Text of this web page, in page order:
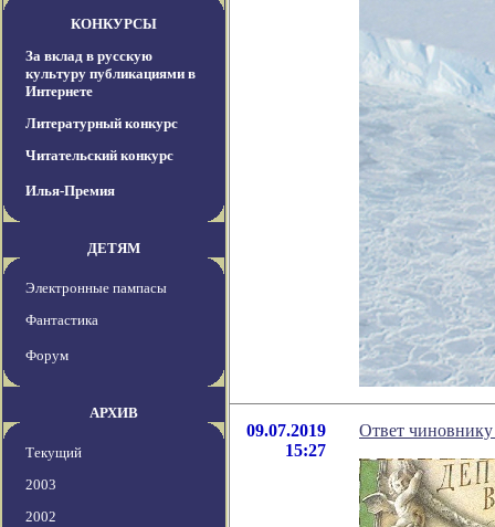
КОНКУРСЫ
За вклад в русскую
культуру публикациями в
Интернете
Литературный конкурс
Читательский конкурс
Илья-Премия
ДЕТЯМ
Электронные пампасы
Фантастика
Форум
АРХИВ
Текущий
2003
2002
09.07.2019
15:27
Ответ чиновнику